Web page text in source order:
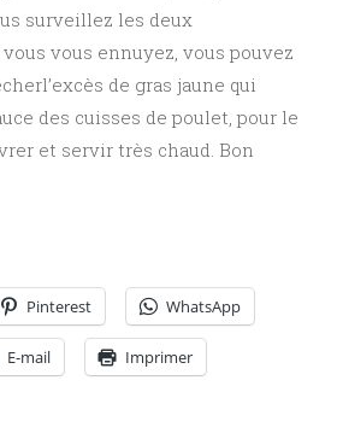
surveillez les deux
vous ennuyez, vous pouvez
de gras jaune qui
des cuisses de poulet, pour le
et servir très chaud. Bon
Pinterest WhatsApp
E-mail Imprimer